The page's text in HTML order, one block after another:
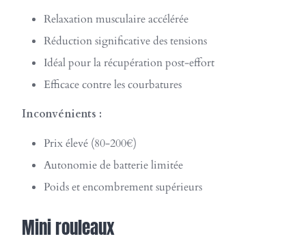
Relaxation musculaire accélérée
Réduction significative des tensions
Idéal pour la récupération post-effort
Efficace contre les courbatures
Inconvénients :
Prix élevé (80-200€)
Autonomie de batterie limitée
Poids et encombrement supérieurs
Mini rouleaux